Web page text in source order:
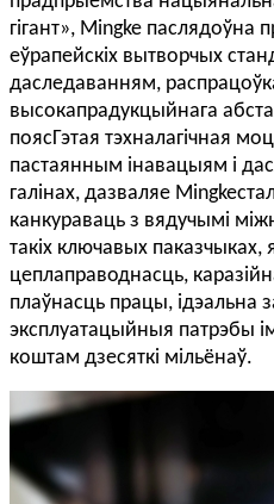
гігант», Mingke паслядоўна
еўрапейскіх вытворчых
даследаванням,
высокапрадукцыйнага
поясГэтая тэхналагічная
пастаянным інавацыям і
галінах, дазваляе Mingke
канкураваць з вядучымі
такіх ключавых паказчыках,
цеплаправоднасць,
плаўнасць працы, ідэальна
эксплуатацыйныя патрэбы
коштам дзесяткі мільёнаў.